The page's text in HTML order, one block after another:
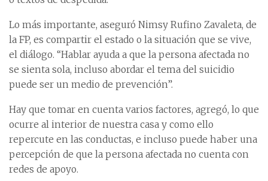
Lo más importante, aseguró Nimsy Rufino Zavaleta, de
la FP, es compartir el estado o la situación que se vive,
el diálogo. “Hablar ayuda a que la persona afectada no
se sienta sola, incluso abordar el tema del suicidio
puede ser un medio de prevención”.
Hay que tomar en cuenta varios factores, agregó, lo que
ocurre al interior de nuestra casa y como ello
repercute en las conductas, e incluso puede haber una
percepción de que la persona afectada no cuenta con
redes de apoyo.